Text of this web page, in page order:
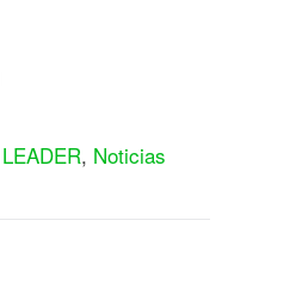
LEADER, Noticias